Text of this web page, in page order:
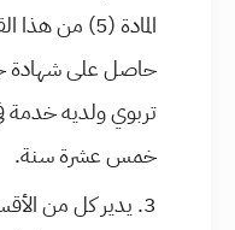
المادة (5)
حاصل على شهادة
خمس عشرة سنة.
يدير كل من